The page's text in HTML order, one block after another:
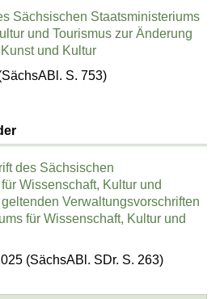
Sächsischen Staatsministeriums
und Tourismus zur Änderung
und Kultur
S. 753)
des Sächsischen
Wissenschaft, Kultur und
Verwaltungsvorschriften
für Wissenschaft, Kultur und
(SächsABl. SDr. S. 263)